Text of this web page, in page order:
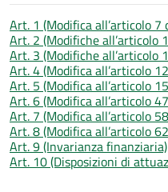
Art. 1 (Modifica all’articolo
Art. 2 (Modifiche all’articolo
Art. 3 (Modifiche all’articolo
Art. 4 (Modifica all’articolo
Art. 5 (Modifica all’articolo
Art. 6 (Modifica all’articolo
Art. 7 (Modifica all’articolo
Art. 8 (Modifica all’articolo
Art. 9 (Invarianza finanziaria)
Art. 10 (Disposizioni di